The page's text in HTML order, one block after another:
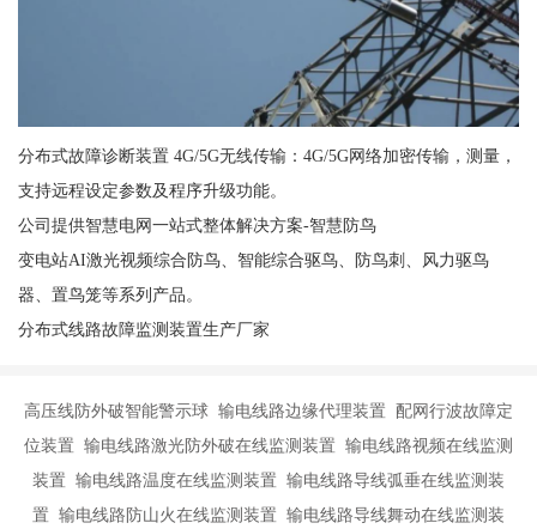
分布式故障诊断装置 4G/5G无线传输：4G/5G网络加密传输，测量，
支持远程设定参数及程序升级功能。
公司提供智慧电网一站式整体解决方案-智慧防鸟
变电站AI激光视频综合防鸟、智能综合驱鸟、防鸟刺、风力驱鸟
器、置鸟笼等系列产品。
分布式线路故障监测装置生产厂家
高压线防外破智能警示球 输电线路边缘代理装置 配网行波故障定
位装置 输电线路激光防外破在线监测装置 输电线路视频在线监测
装置 输电线路温度在线监测装置 输电线路导线弧垂在线监测装
置 输电线路防山火在线监测装置 输电线路导线舞动在线监测装